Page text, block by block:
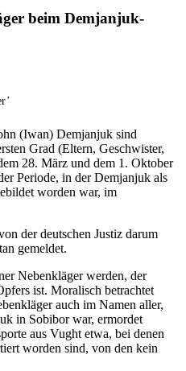
beim Demjanjuk-
(Iwan) Demjanjuk sind
Grad (Eltern, Geschwister,
28. März und dem 1. Oktober
Periode, in der Demjanjuk als
worden war, im
der deutschen Justiz darum
gemeldet.
Nebenkläger werden, der
ist. Moralisch betrachtet
auch im Namen aller,
in Sobibor war, ermordet
aus Vught etwa, bei denen
worden sind, von den kein